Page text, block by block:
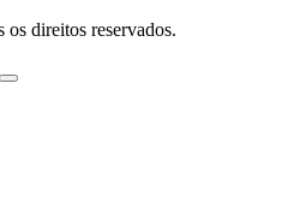
direitos reservados.